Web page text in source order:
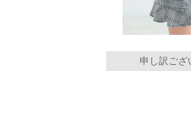
申し訳ござ